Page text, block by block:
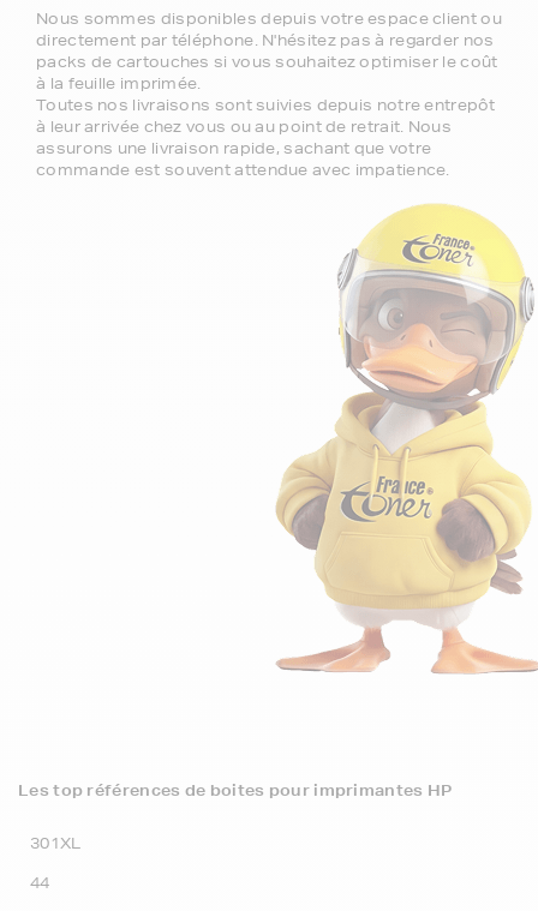
Nous sommes disponibles depuis votre espace client ou
directement par téléphone. N'hésitez pas à regarder nos
packs de cartouches si vous souhaitez optimiser le coût
à la feuille imprimée.
Toutes nos livraisons sont suivies depuis notre entrepôt
à leur arrivée chez vous ou au point de retrait. Nous
assurons une livraison rapide, sachant que votre
commande est souvent attendue avec impatience.
Les top références de boites pour imprimantes HP
301XL
44